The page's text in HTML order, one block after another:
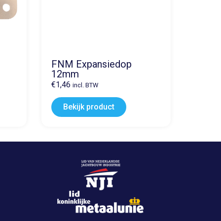
FNM Expansiedop
12mm
€1,46 incl. BTW
Bekijk product